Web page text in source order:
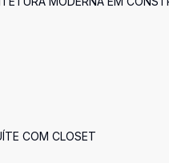
COM CLOSET